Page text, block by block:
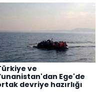
ve
Ege'de
devriye hazırlığı